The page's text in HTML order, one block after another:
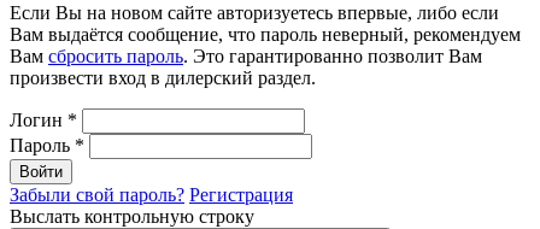
Если Вы на новом сайте авторизуетесь впервые, либо если
Вам выдаётся сообщение, что пароль неверный, рекомендуем
Вам сбросить пароль. Это гарантированно позволит Вам
произвести вход в дилерский раздел.
Логин *
Пароль *
Войти
Забыли свой пароль? Регистрация
Выслать контрольную строку